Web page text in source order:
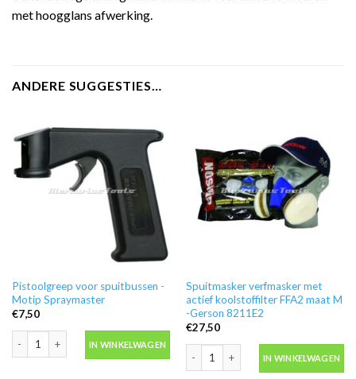
met hoogglans afwerking.
ANDERE SUGGESTIES…
Pistoolgreep voor spuitbussen -
Motip Spraymaster
€7,50
Pistoolgreep voor spuitbussen -Motip Spraymaster aantal
IN WINKELWAGEN
Spuitmasker verfmasker met
actief koolstoffilter FFA2 maat M
-Gerson 8211E2
€27,50
Spuitmasker verfmasker met actief
IN WINKELWAGEN